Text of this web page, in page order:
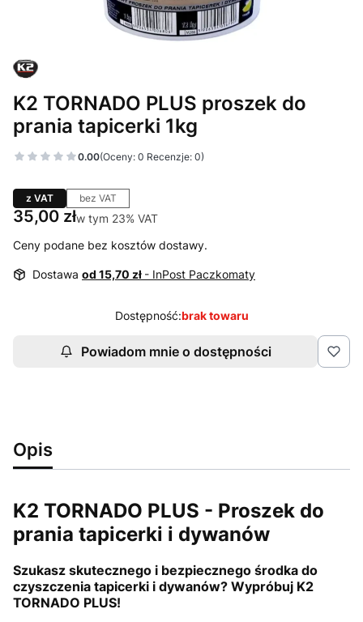
K2 TORNADO PLUS proszek do
prania tapicerki 1kg
0.00(Oceny: 0 Recenzje: 0)
z VAT bez VAT
Cena
35,00 złw tym 23% VAT
w tym 23% VAT
Ceny podane bez kosztów dostawy.
Dostawa od 15,70 zł - InPost Paczkomaty
Dostępność:brak towaru
Powiadom mnie o dostępności
Opis
K2 TORNADO PLUS - Proszek do
prania tapicerki i dywanów
Szukasz skutecznego i bezpiecznego środka do
czyszczenia tapicerki i dywanów? Wypróbuj K2
TORNADO PLUS!